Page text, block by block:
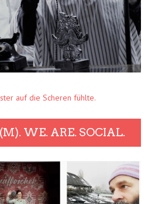
auf die Scheren fühlte.
WE. ARE. SOCIAL.